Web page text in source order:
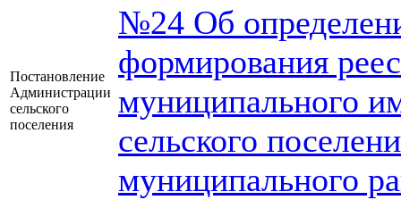
Постановление
Администрации
сельского
поселения
№24 Об
формирования
муниципального
сельского
муниципального